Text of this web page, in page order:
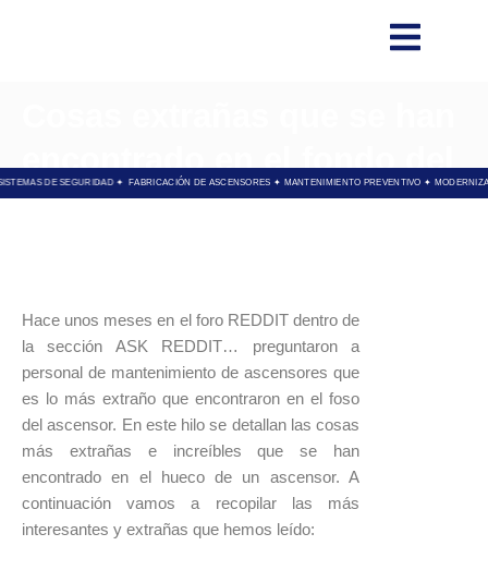
encontrado en el fondo del
hueco del ascensor
SISTEMAS DE SEGURIDAD ✦FABRICACIÓN DE ASCENSORES ✦ MANTENIMIENTO PREVENTIVO ✦
Hace unos meses en el foro REDDIT dentro de
la sección ASK REDDIT… preguntaron a
personal de mantenimiento de ascensores que
es lo más extraño que encontraron en el foso
del ascensor. En este hilo se detallan las cosas
más extrañas e increíbles que se han
encontrado en el hueco de un ascensor. A
continuación vamos a recopilar las más
interesantes y extrañas que hemos leído: